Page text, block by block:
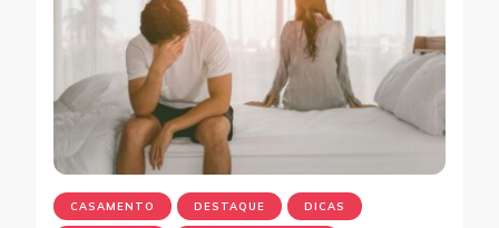
CASAMENTO DESTAQUE DICAS